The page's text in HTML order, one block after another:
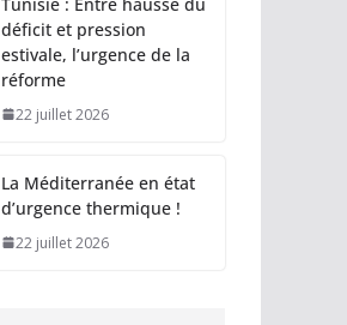
déficit et pression
estivale, l’urgence de la
réforme
22 juillet 2026
La Méditerranée en état
d’urgence thermique !
22 juillet 2026